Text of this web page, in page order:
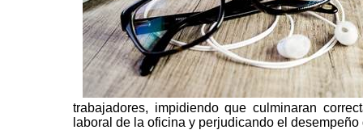
trabajadores, impidiendo que culminaran
laboral de la oficina y perjudicando el desempeño